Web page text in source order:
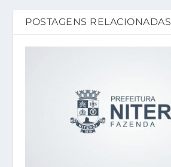
POSTAGENS RELACIONADAS